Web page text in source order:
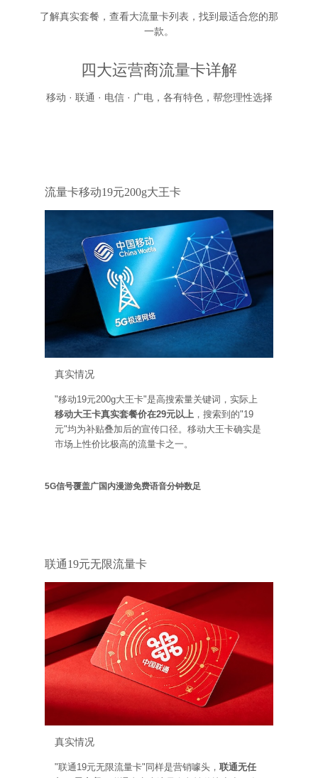
了解真实套餐，查看大流量卡列表，找到最适合您的那
一款。
四大运营商流量卡详解
移动 · 联通 · 电信 · 广电，各有特色，帮您理性选择
流量卡移动19元200g大王卡
真实情况
"移动19元200g大王卡"是高搜索量关键词，实际上
移动大王卡真实套餐价在29元以上 ，搜索到的"19
元"均为补贴叠加后的宣传口径。移动大王卡确实是
市场上性价比极高的流量卡之一。
5G信号覆盖广国内漫游免费语音分钟数足
联通19元无限流量卡
真实情况
"联通19元无限流量卡"同样是营销噱头， 联通无任